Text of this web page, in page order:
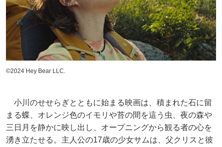
©2024 Hey Bear LLC.
小川のせせらぎとともに始まる映画は、積まれた石に留
まる蝶、オレンジ色のイモリや苔の間を這う虫、夜の森や
三日月を静かに映し出し、オープニングから観る者の心を
湧き立たせる。主人公の17歳の少女サムは、父クリスと彼